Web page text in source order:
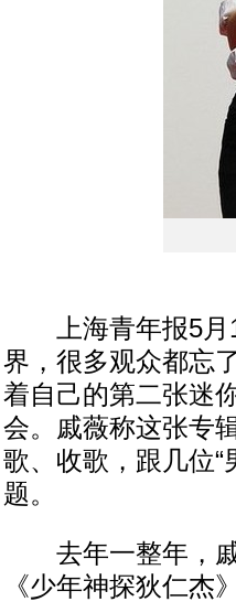
上海青年报5月
界，很多观众都忘
着自己的第二张迷
会。戚薇称这张专
歌、收歌，跟几位
题。
去年一整年，戚
《少年神探狄仁杰